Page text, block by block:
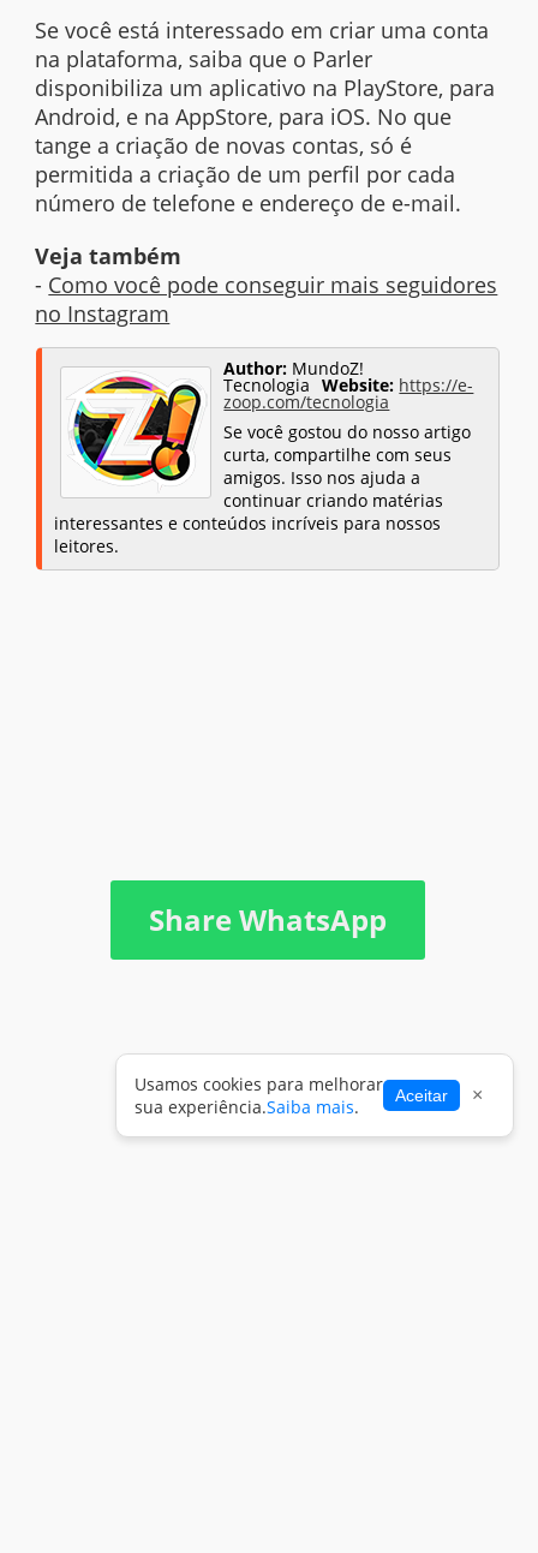
Se você está interessado em criar uma conta
na plataforma, saiba que o Parler
disponibiliza um aplicativo na PlayStore, para
Android, e na AppStore, para iOS. No que
tange a criação de novas contas, só é
permitida a criação de um perfil por cada
número de telefone e endereço de e-mail.
Veja também
- Como você pode conseguir mais seguidores
no Instagram
Author: MundoZ!
Tecnologia Website: https://e-
zoop.com/tecnologia
Se você gostou do nosso artigo
curta, compartilhe com seus
amigos. Isso nos ajuda a
continuar criando matérias
interessantes e conteúdos incríveis para nossos
leitores.
Share WhatsApp
Usamos cookies para melhorar
sua experiência.Saiba mais. Aceitar ×